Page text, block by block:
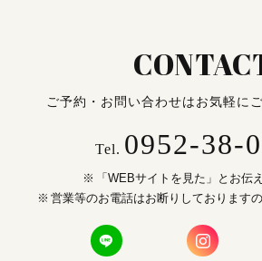
ご予約・お問い合わせはお気軽に
Tel. 0952-38-
「WEBサイトを見た」とお伝
営業等のお電話はお断りしております